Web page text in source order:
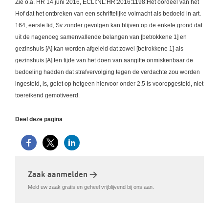
Zie o.a. HR 14 juni 2016, ECLI:NL:HR:2016:1198:Het oordeel van het
Hof dat het ontbreken van een schriftelijke volmacht als bedoeld in art.
164, eerste lid, Sv zonder gevolgen kan blijven op de enkele grond dat
uit de nagenoeg samenvallende belangen van [betrokkene 1] en
gezinshuis [A] kan worden afgeleid dat zowel [betrokkene 1] als
gezinshuis [A] ten tijde van het doen van aangifte onmiskenbaar de
bedoeling hadden dat strafvervolging tegen de verdachte zou worden
ingesteld, is, gelet op hetgeen hiervoor onder 2.5 is vooropgesteld, niet
toereikend gemotiveerd.
Deel deze pagina
Zaak aanmelden >
Meld uw zaak gratis en geheel vrijblijvend bij ons aan.